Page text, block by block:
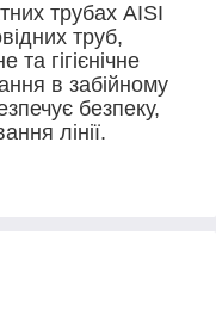
трубах AISI
труб,
гігієнічне
в забійному
безпеку,
лінії.